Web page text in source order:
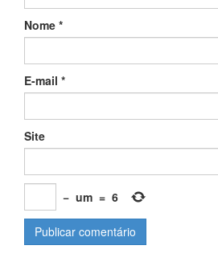
Nome *
E-mail *
Site
− um = 6